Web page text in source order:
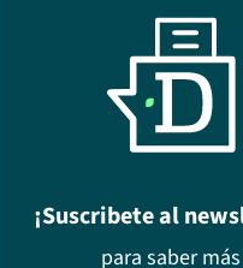
¡Suscribete al
para saber más